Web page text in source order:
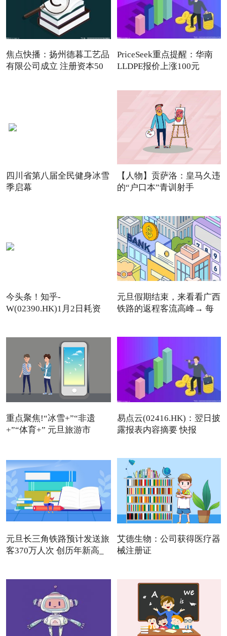
焦点快播：扬州德暮工艺品
有限公司成立 注册资本50
PriceSeek重点提醒：华南
LLDPE报价上涨100元
四川省第八届全民健身冰雪
季启幕
【人物】贡萨洛：皇马久违
的“户口本”青训射手
今头条！知乎-
W(02390.HK)1月2日耗资
元旦假期结束，来看看广西
铁路的返程客流高峰→ 每
重点聚焦!“冰雪+”“非遗
+”“体育+” 元旦旅游市
易点云(02416.HK)：翌日披
露报表内容摘要 快报
元旦长三角铁路预计发送旅
客370万人次 创历年新高_
艾德生物：公司获得医疗器
械注册证